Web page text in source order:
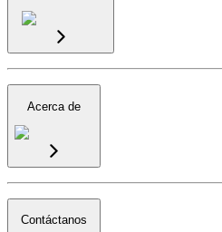
Acerca de
Contáctanos